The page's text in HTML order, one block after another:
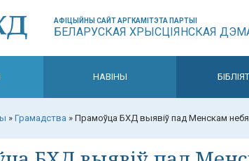
АФІЦЫЙНЫ САЙТ АРГКАМІТЭТА ПАРТЫІ
БЕЛАРУСКАЯ ХРЫСЦІЯНСКАЯ
НАВІНЫ
» Грамадства » Прамоўца БХД выявіў пад Менскам